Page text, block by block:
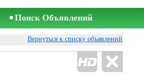
Поиск Объявлений
Вернуться к списку объявлений